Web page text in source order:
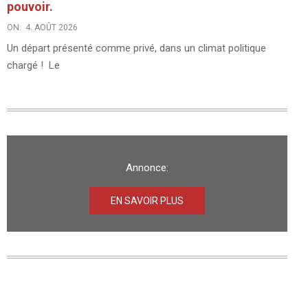
pouvoir.
ON: 4. AOÛT 2026
Un départ présenté comme privé, dans un climat politique
chargé ! Le
Annonce:
EN SAVOIR PLUS